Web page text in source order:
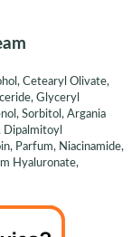
Cetearyl Olivate,
Glyceryl
Sorbitol, Argania
Dipalmitoyl
Parfum, Niacinamide,
Hyaluronate,